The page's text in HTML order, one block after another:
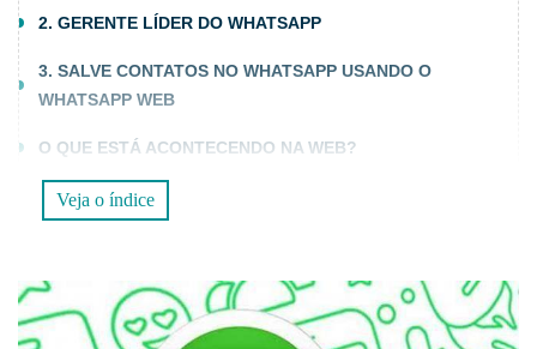
2. GERENTE LÍDER DO WHATSAPP
3. SALVE CONTATOS NO WHATSAPP USANDO O
WHATSAPP WEB
O QUE ESTÁ ACONTECENDO NA WEB?
LEITURA:
Veja o índice